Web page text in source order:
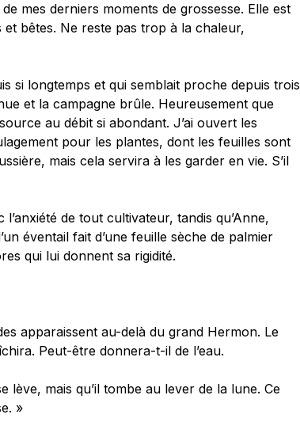
de mes derniers moments de grossesse. Elle est
bêtes. Ne reste pas trop à la chaleur,
si longtemps et qui semblait proche depuis trois
et la campagne brûle. Heureusement que
au débit si abondant. J’ai ouvert les
pour les plantes, dont les feuilles sont
mais cela servira à les garder en vie. S’il
de tout cultivateur, tandis qu’Anne,
éventail fait d’une feuille sèche de palmier
qui lui donnent sa rigidité.
apparaissent au-delà du grand Hermon. Le
Peut-être donnera-t-il de l’eau.
lève, mais qu’il tombe au lever de la lune. Ce
»